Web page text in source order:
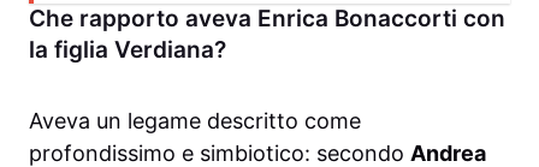
Che rapporto aveva Enrica Bonaccorti con
la figlia Verdiana?
Aveva un legame descritto come
profondissimo e simbiotico: secondo Andrea